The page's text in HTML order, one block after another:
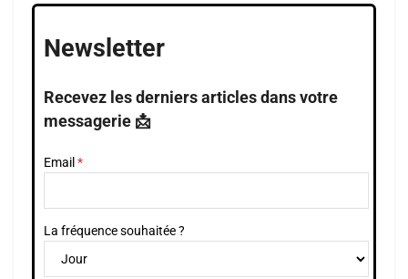
Newsletter
Recevez les derniers articles dans votre
messagerie 📩
Email
La fréquence souhaitée ?